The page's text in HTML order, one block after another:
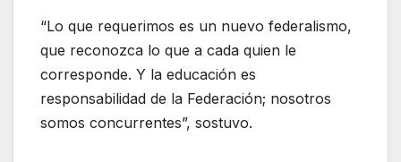
“Lo que requerimos es un nuevo federalismo,
que reconozca lo que a cada quien le
corresponde. Y la educación es
responsabilidad de la Federación; nosotros
somos concurrentes”, sostuvo.